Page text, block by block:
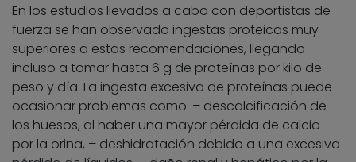
En los estudios llevados a cabo con deportistas de
fuerza se han observado ingestas proteicas muy
superiores a estas recomendaciones, llegando
incluso a tomar hasta 6 g de proteínas por kilo de
peso y día. La ingesta excesiva de proteínas puede
ocasionar problemas como: – descalcificación de
los huesos, al haber una mayor pérdida de calcio
por la orina, – deshidratación debido a una excesiva